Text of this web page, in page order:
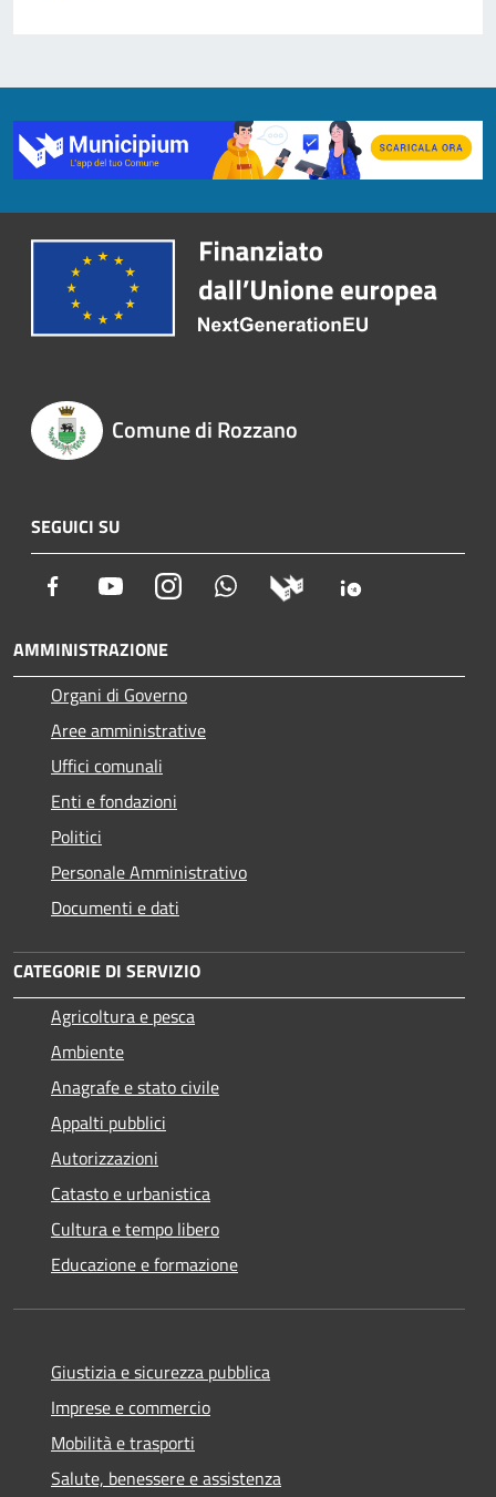
Comune di Rozzano
SEGUICI SU
Facebook YoutubeInstagram Whatsapp
AMMINISTRAZIONE
Organi di Governo
Aree amministrative
Uffici comunali
Enti e fondazioni
Politici
Personale Amministrativo
Documenti e dati
CATEGORIE DI SERVIZIO
Agricoltura e pesca
Ambiente
Anagrafe e stato civile
Appalti pubblici
Autorizzazioni
Catasto e urbanistica
Cultura e tempo libero
Educazione e formazione
Giustizia e sicurezza pubblica
Imprese e commercio
Mobilità e trasporti
Salute, benessere e assistenza